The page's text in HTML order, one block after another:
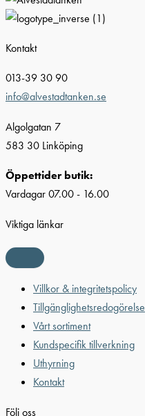
Kontakt
013-39 30 90
info@alvestadtanken.se
Algolgatan 7
583 30 Linköping
Öppettider butik:
Vardagar 07.00 - 16.00
Viktiga länkar
Villkor & integritetspolicy
Tillgänglighetsredogörelse
Vårt sortiment
Kundspecifik tillverkning
Uthyrning
Kontakt
Följ oss